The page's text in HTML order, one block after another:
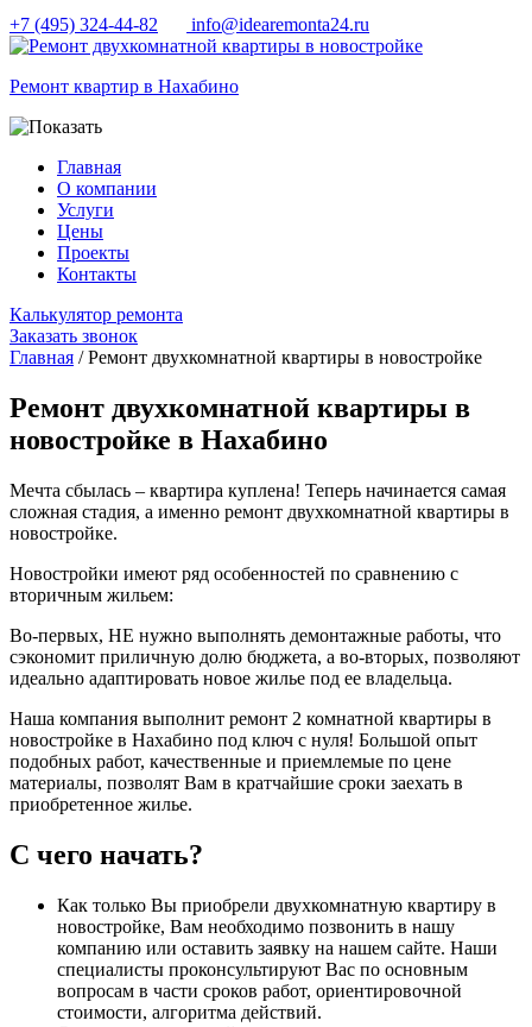
+7 (495) 324-44-82 info@idearemonta24.ru
Ремонт квартир в Нахабино
Главная
О компании
Услуги
Цены
Проекты
Контакты
Калькулятор ремонта
Заказать звонок
Главная / Ремонт двухкомнатной квартиры в новостройке
Ремонт двухкомнатной квартиры в
новостройке в Нахабино
Мечта сбылась – квартира куплена! Теперь начинается самая
сложная стадия, а именно ремонт двухкомнатной квартиры в
новостройке.
Новостройки имеют ряд особенностей по сравнению с
вторичным жильем:
Во-первых, НЕ нужно выполнять демонтажные работы, что
сэкономит приличную долю бюджета, а во-вторых, позволяют
идеально адаптировать новое жилье под ее владельца.
Наша компания выполнит ремонт 2 комнатной квартиры в
новостройке в Нахабино под ключ с нуля! Большой опыт
подобных работ, качественные и приемлемые по цене
материалы, позволят Вам в кратчайшие сроки заехать в
приобретенное жилье.
С чего начать?
Как только Вы приобрели двухкомнатную квартиру в
новостройке, Вам необходимо позвонить в нашу
компанию или оставить заявку на нашем сайте. Наши
специалисты проконсультируют Вас по основным
вопросам в части сроков работ, ориентировочной
стоимости, алгоритма действий.